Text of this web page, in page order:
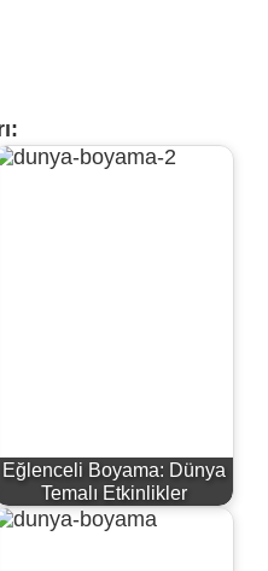
Eğlenceli Boyama: Dünya
Temalı Etkinlikler